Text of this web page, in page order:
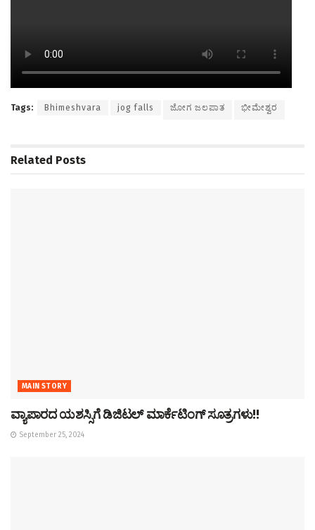
Tags: Bhimeshvara jog falls ಜೋಗ ಜಲಪಾತ ಭೀಮೇಶ್ವರ
Related Posts
MAIN STORY
ವ್ಯಾಪಾರದ ಯಶಸ್ಸಿಗೆ ಡಿಜಿಟಲ್ ಮಾರ್ಕೆಟಿಂಗ್ ಸೂತ್ರಗಳು!!
September 25, 2024